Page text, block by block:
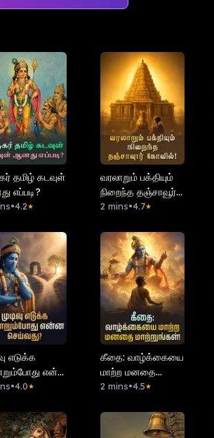
தமிழ் கடவுள்
எப்படி?
•4.2★
வரலாறும் பக்தியும்
நிறைந்த தஞ்சாவூர்
கோவில்!
2 mins•4.7★
எடுக்க
என்ன
•4.0★
கீதை: வாழ்க்கையை
மாற்ற மனதை
மாற்றுங்கள்!
2 mins•4.5★